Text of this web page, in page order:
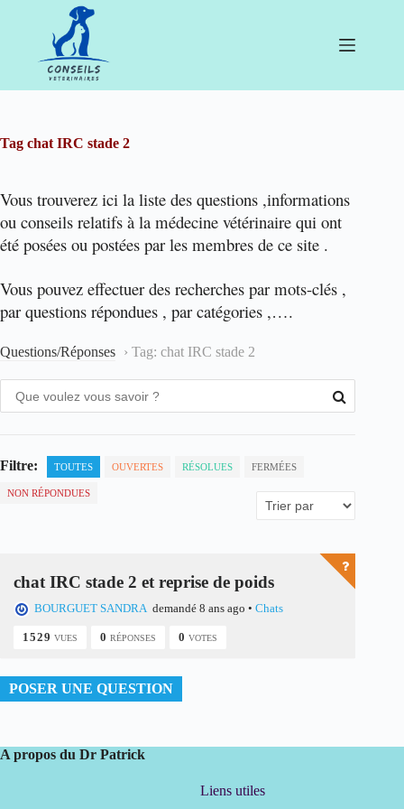
Tag chat IRC stade 2
Vous trouverez ici la liste des questions ,informations
ou conseils relatifs à la médecine vétérinaire qui ont
été posées ou postées par les membres de ce site .
Vous pouvez effectuer des recherches par mots-clés ,
par questions répondues , par catégories ,….
Questions/Réponses › Tag: chat IRC stade 2
Filtre: TOUTES OUVERTES RÉSOLUES FERMÉES
NON RÉPONDUES
chat IRC stade 2 et reprise de poids
BOURGUET SANDRA demandé 8 ans ago • Chats
1529 VUES 0 RÉPONSES 0 VOTES
POSER UNE QUESTION
A propos du Dr Patrick
Liens utiles